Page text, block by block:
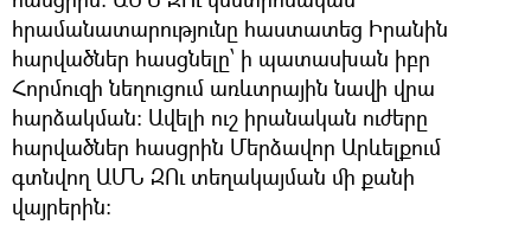
հրամանատարությունը հաստատեց Իրանին
հարվածներ հասցնելը՝ ի պատասխան իբր
Հորմուզի նեղուցում առևտրային նավի վրա
հարձակման։ Ավելի ուշ իրանական ուժերը
հարվածներ հասցրին Մերձավոր Արևելքում
գտնվող ԱՄՆ ԶՈւ տեղակայման մի քանի
վայրերին։